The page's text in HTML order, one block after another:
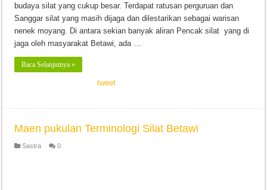
budaya silat yang cukup besar. Terdapat ratusan perguruan dan
Sanggar silat yang masih dijaga dan dilestarikan sebagai warisan
nenek moyang. Di antara sekian banyak aliran Pencak silat yang di
jaga oleh masyarakat Betawi, ada …
Baca Selanjutnya »
tweet
Maen pukulan Terminologi Silat Betawi
Sastra 0